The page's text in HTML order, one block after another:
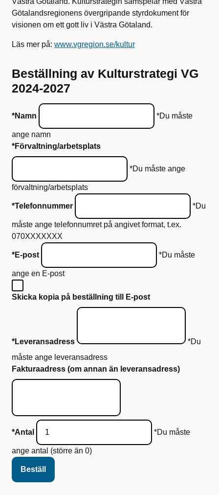
Götalandsregionens övergripande styrdokument för
visionen om ett gott liv i Västra Götaland.
Läs mer på: www.vgregion.se/kultur
Beställning av Kulturstrategi VG
2024-2027
*Namn *Du måste
ange namn
*Förvaltning/arbetsplats
*Du måste ange
förvaltning/arbetsplats
*Telefonnummer *Du
måste ange telefonnumret på angivet format, t.ex.
070XXXXXXX
*E-post *Du måste
ange en E-post
Skicka kopia på beställning till E-post
*Leveransadress
*Du
måste ange leveransadress
Fakturaadress (om annan än leveransadress)
*Antal *Du måste
ange antal (större än 0)